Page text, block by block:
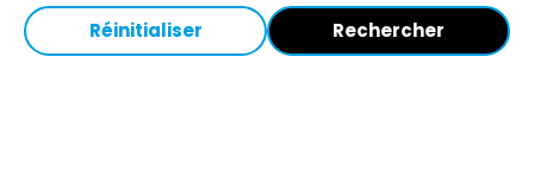
Réinitialiser Rechercher